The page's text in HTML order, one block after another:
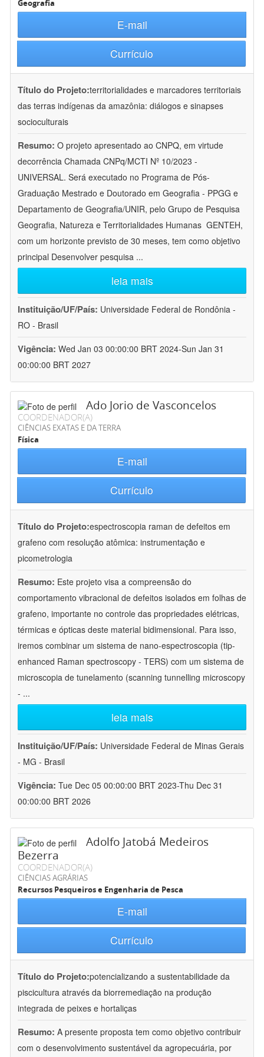
Geografia
E-mail
Currículo
Título do Projeto:territorialidades e marcadores territoriais
das terras indígenas da amazônia: diálogos e sinapses
socioculturais
Resumo: O projeto apresentado ao CNPQ, em virtude
decorrência Chamada CNPq/MCTI Nº 10/2023 -
UNIVERSAL. Será executado no Programa de Pós-
Graduação Mestrado e Doutorado em Geografia - PPGG e
Departamento de Geografia/UNIR, pelo Grupo de Pesquisa
Geografia, Natureza e Territorialidades Humanas  GENTEH,
com um horizonte previsto de 30 meses, tem como objetivo
principal Desenvolver pesquisa ...
leia mais
Instituição/UF/País: Universidade Federal de Rondônia -
RO - Brasil
Vigência: Wed Jan 03 00:00:00 BRT 2024-Sun Jan 31
00:00:00 BRT 2027
Ado Jorio de Vasconcelos
COORDENADOR(A)
CIÊNCIAS EXATAS E DA TERRA
Física
E-mail
Currículo
Título do Projeto:espectroscopia raman de defeitos em
grafeno com resolução atômica: instrumentação e
picometrologia
Resumo: Este projeto visa a compreensão do
comportamento vibracional de defeitos isolados em folhas de
grafeno, importante no controle das propriedades elétricas,
térmicas e ópticas deste material bidimensional. Para isso,
iremos combinar um sistema de nano-espectroscopia (tip-
enhanced Raman spectroscopy - TERS) com um sistema de
microscopia de tunelamento (scanning tunnelling microscopy
- ...
leia mais
Instituição/UF/País: Universidade Federal de Minas Gerais
- MG - Brasil
Vigência: Tue Dec 05 00:00:00 BRT 2023-Thu Dec 31
00:00:00 BRT 2026
Adolfo Jatobá Medeiros
Bezerra
COORDENADOR(A)
CIÊNCIAS AGRÁRIAS
Recursos Pesqueiros e Engenharia de Pesca
E-mail
Currículo
Título do Projeto:potencializando a sustentabilidade da
piscicultura através da biorremediação na produção
integrada de peixes e hortaliças
Resumo: A presente proposta tem como objetivo contribuir
com o desenvolvimento sustentável da agropecuária, por